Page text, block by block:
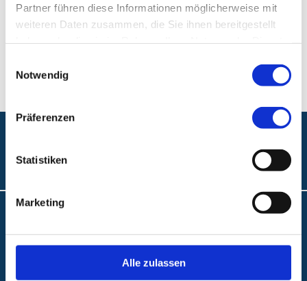
Partner führen diese Informationen möglicherweise mit
weiteren Daten zusammen, die Sie ihnen bereitgestellt
Notwendig
Präferenzen
Statistiken
Marketing
Alle zulassen
Klinikum Nürnberg, Campus Süd
Breslauer Str. 201
90471 Nürnberg
Interne Meldestelle